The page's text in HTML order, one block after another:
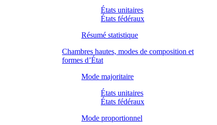
États unitaires
États fédéraux
Résumé statistique
Chambres hautes, modes de composition et
formes d’État
Mode majoritaire
États unitaires
États fédéraux
Mode proportionnel